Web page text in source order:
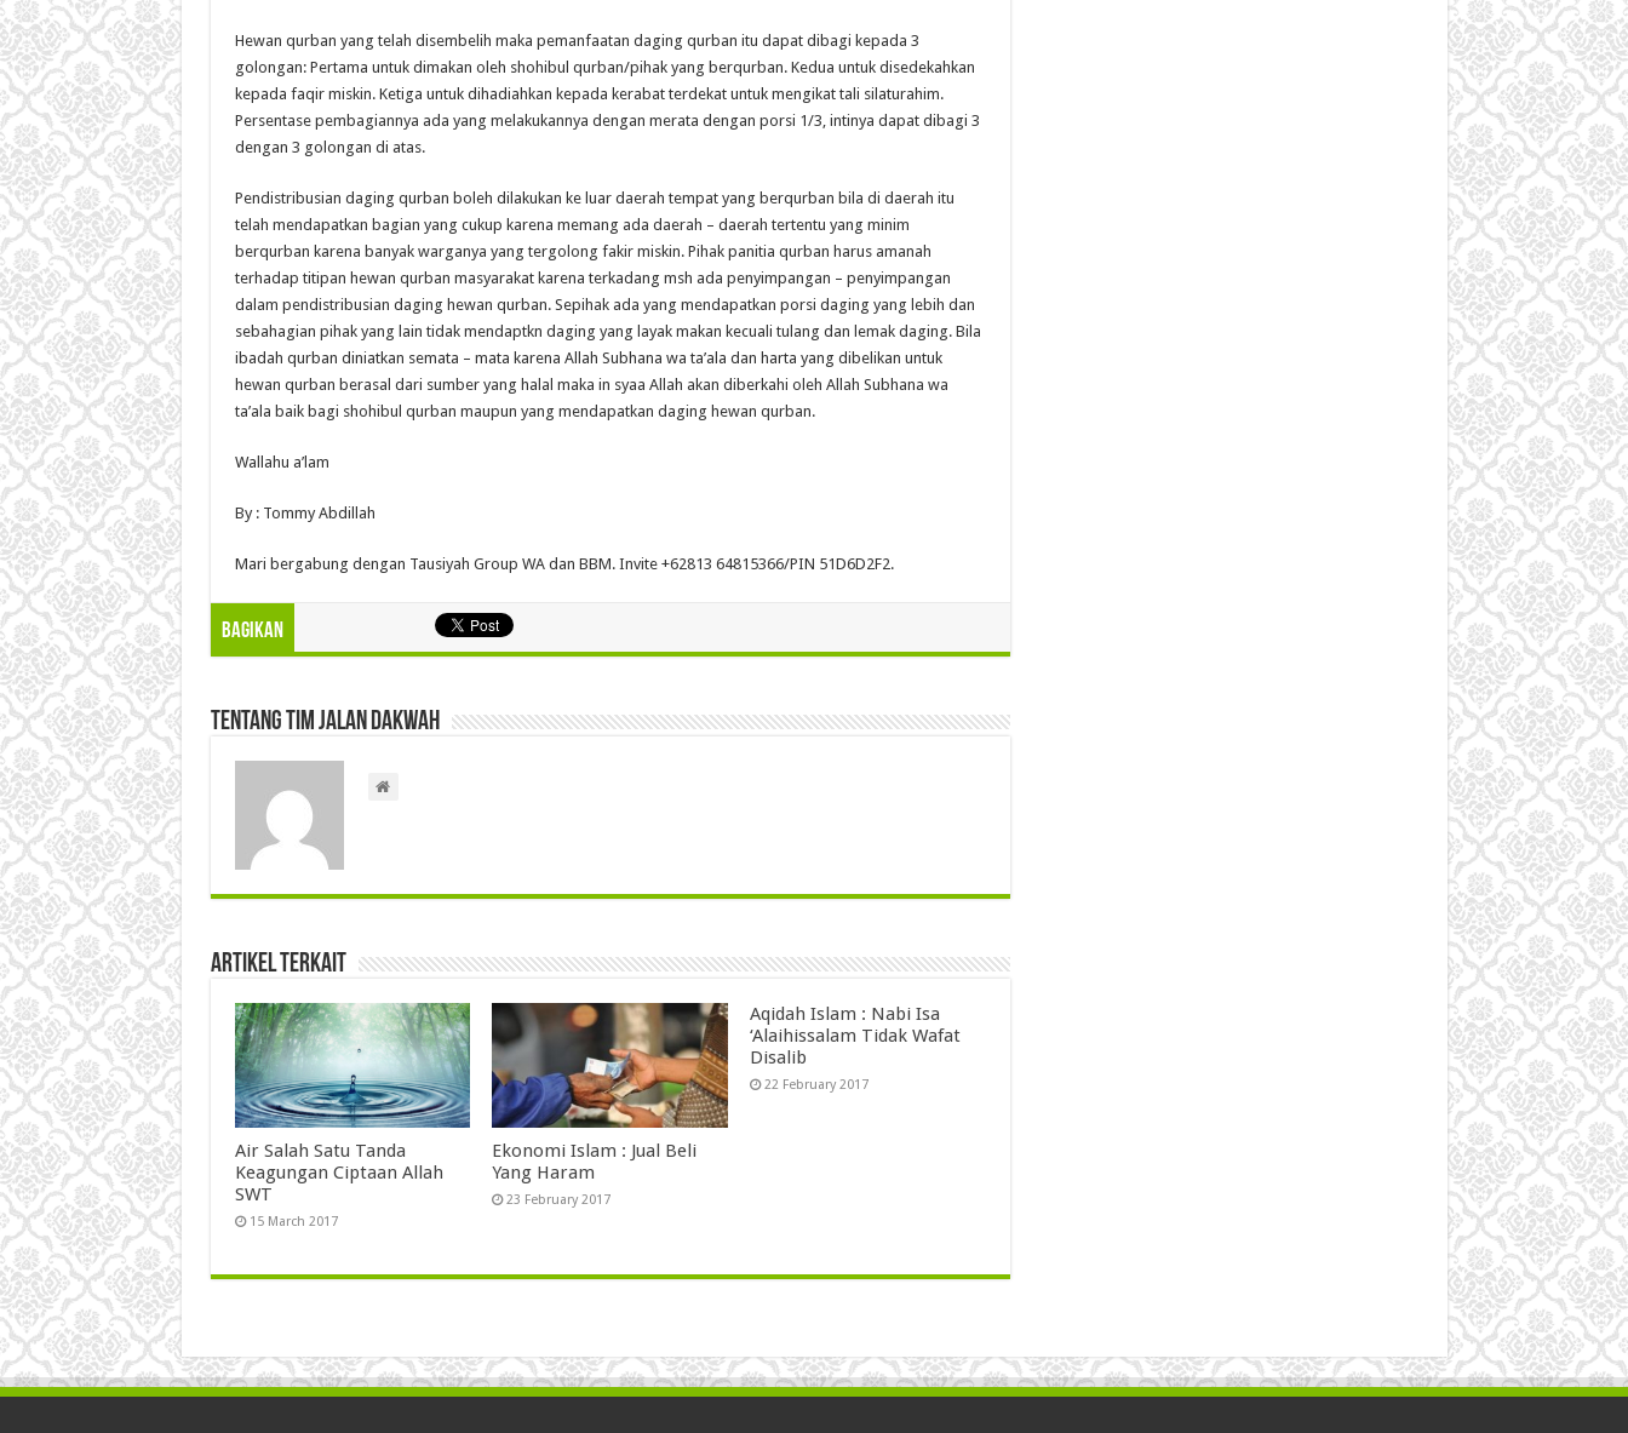
Hewan qurban yang telah disembelih maka pemanfaatan daging qurban itu dapat dibagi kepada 3
golongan: Pertama untuk dimakan oleh shohibul qurban/pihak yang berqurban. Kedua untuk disedekahkan
kepada faqir miskin. Ketiga untuk dihadiahkan kepada kerabat terdekat untuk mengikat tali silaturahim.
Persentase pembagiannya ada yang melakukannya dengan merata dengan porsi 1/3, intinya dapat dibagi 3
dengan 3 golongan di atas.
Pendistribusian daging qurban boleh dilakukan ke luar daerah tempat yang berqurban bila di daerah itu
telah mendapatkan bagian yang cukup karena memang ada daerah – daerah tertentu yang minim
berqurban karena banyak warganya yang tergolong fakir miskin. Pihak panitia qurban harus amanah
terhadap titipan hewan qurban masyarakat karena terkadang msh ada penyimpangan – penyimpangan
dalam pendistribusian daging hewan qurban. Sepihak ada yang mendapatkan porsi daging yang lebih dan
sebahagian pihak yang lain tidak mendaptkn daging yang layak makan kecuali tulang dan lemak daging. Bila
ibadah qurban diniatkan semata – mata karena Allah Subhana wa ta’ala dan harta yang dibelikan untuk
hewan qurban berasal dari sumber yang halal maka in syaa Allah akan diberkahi oleh Allah Subhana wa
ta’ala baik bagi shohibul qurban maupun yang mendapatkan daging hewan qurban.
Wallahu a’lam
By : Tommy Abdillah
Mari bergabung dengan Tausiyah Group WA dan BBM. Invite +62813 64815366/PIN 51D6D2F2.
Bagikan
Tentang Tim Jalan Dakwah
Artikel Terkait
Air Salah Satu Tanda
Keagungan Ciptaan Allah
SWT
15 March 2017
Ekonomi Islam : Jual Beli
Yang Haram
23 February 2017
Aqidah Islam : Nabi Isa
‘Alaihissalam Tidak Wafat
Disalib
22 February 2017